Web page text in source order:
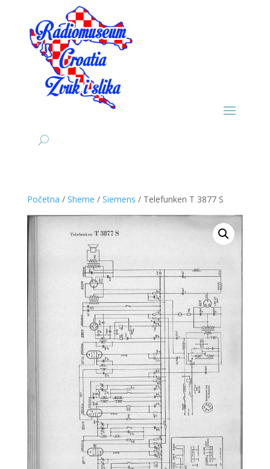
Početna / Sheme / Siemens / Telefunken T 3877 S